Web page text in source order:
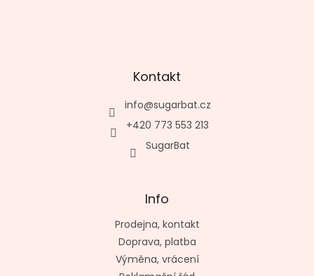
Kontakt
info@sugarbat.cz
+420 773 553 213
SugarBat
Info
Prodejna, kontakt
Doprava, platba
Výměna, vrácení